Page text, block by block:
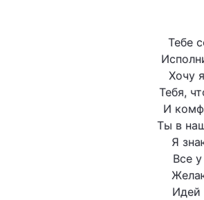
Тебе
Хочу
Тебя,
И
Ты в
Я
Все
Идей